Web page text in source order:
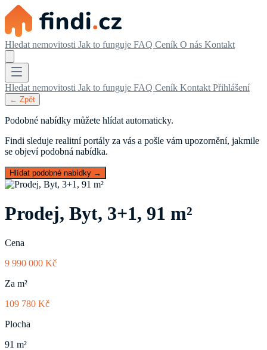
Hledat nemovitosti Jak to funguje FAQ Ceník O nás Kontakt
Hledat nemovitosti Jak to funguje FAQ Ceník Kontakt Přihlášení
← Zpět
Podobné nabídky můžete hlídat automaticky.
Findi sleduje realitní portály za vás a pošle vám upozornění, jakmile
se objeví podobná nabídka.
Hlídat podobné nabídky →
Prodej, Byt, 3+1, 91 m²
Cena
9 990 000 Kč
Za m²
109 780 Kč
Plocha
91 m²